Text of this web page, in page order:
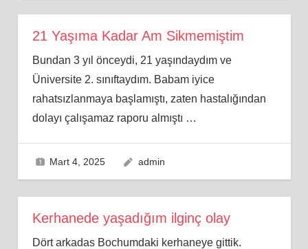
21 Yaşıma Kadar Am Sikmemiştim
Bundan 3 yıl önceydi, 21 yaşındaydım ve
Üniversite 2. sınıftaydım. Babam iyice
rahatsızlanmaya başlamıştı, zaten hastalığından
dolayı çalışamaz raporu almıştı …
Mart 4, 2025 admin
Kerhanede yaşadığım ilginç olay
Dört arkadas Bochumdaki kerhaneye gittik.